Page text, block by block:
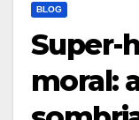
BLOG
Super-
moral: